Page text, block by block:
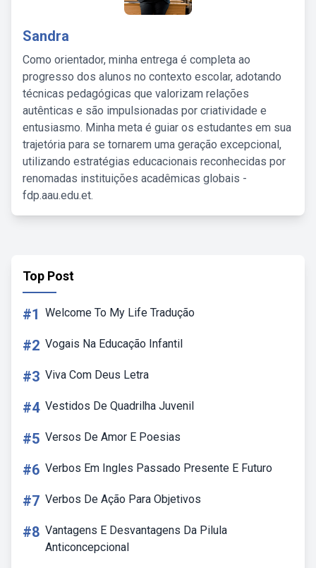
Sandra
Como orientador, minha entrega é completa ao
progresso dos alunos no contexto escolar, adotando
técnicas pedagógicas que valorizam relações
autênticas e são impulsionadas por criatividade e
entusiasmo. Minha meta é guiar os estudantes em sua
trajetória para se tornarem uma geração excepcional,
utilizando estratégias educacionais reconhecidas por
renomadas instituições acadêmicas globais -
fdp.aau.edu.et.
Top Post
#1 Welcome To My Life Tradução
#2 Vogais Na Educação Infantil
#3 Viva Com Deus Letra
#4 Vestidos De Quadrilha Juvenil
#5 Versos De Amor E Poesias
#6 Verbos Em Ingles Passado Presente E Futuro
#7 Verbos De Ação Para Objetivos
#8 Vantagens E Desvantagens Da Pilula
Anticoncepcional